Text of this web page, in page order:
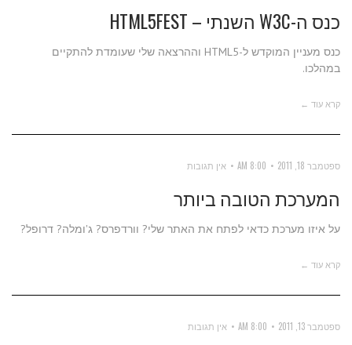
כנס ה-W3C השנתי – HTML5FEST
כנס מעניין המוקדש ל-HTML5 וההרצאה שלי שעומדת להתקיים
במהלכו.
קרא עוד ←
ספטמבר 18, 2011 8:00 AM אין תגובות
המערכת הטובה ביותר
על איזו מערכת כדאי לפתח את האתר שלי? וורדפרס? ג'ומלה? דרופל?
קרא עוד ←
ספטמבר 13, 2011 8:00 AM אין תגובות